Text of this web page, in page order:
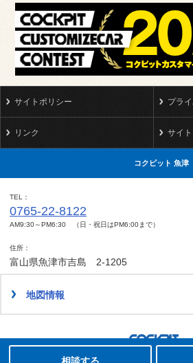
サイトポリシー プラ
リンク サイ
コクピット 魚津
TEL
0765-22-8122
AM9:30～PM6:30 （日・祝日はPM6:00まで）
住所
富山県魚津市吉島 2-1205
地図情報
Copyright(C)2008-2022 COCKPIT